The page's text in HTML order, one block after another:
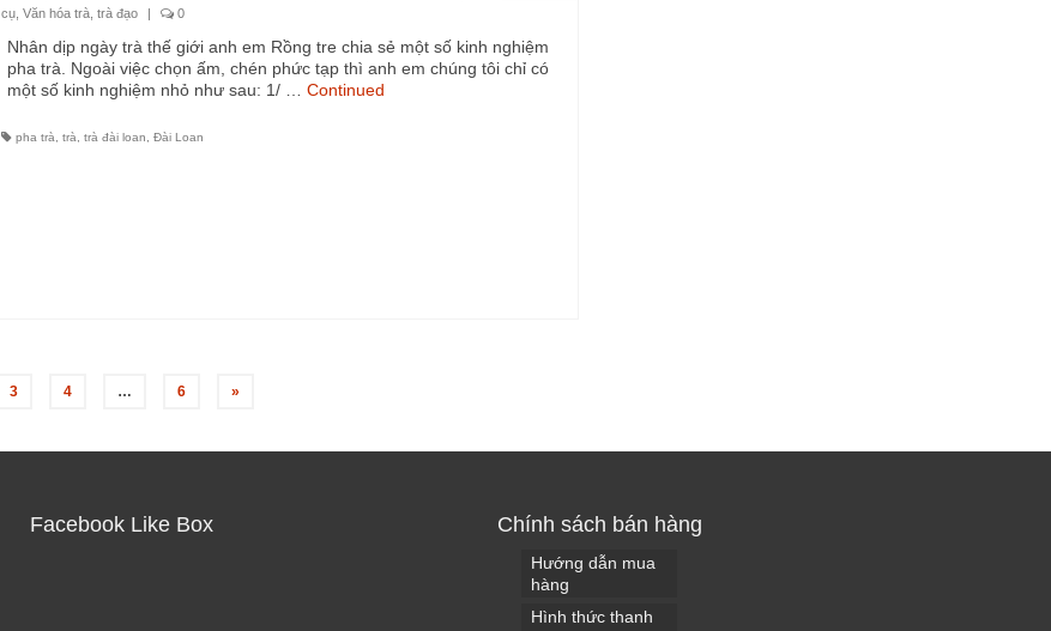
cụ, Văn hóa trà, trà đạo | 0
Nhân dịp ngày trà thế giới anh em Rồng tre chia sẻ một số kinh nghiệm
pha trà. Ngoài việc chọn ấm, chén phức tạp thì anh em chúng tôi chỉ có
một số kinh nghiệm nhỏ như sau: 1/ … Continued
pha trà trà trà đài loan Đài Loan
3 4 … 6 »
Facebook Like Box Chính sách bán hàng
Hướng dẫn mua
hàng
Hình thức thanh